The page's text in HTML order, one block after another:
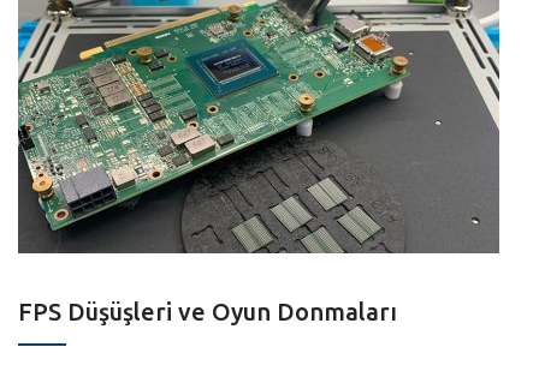
FPS Düşüşleri ve Oyun Donmaları